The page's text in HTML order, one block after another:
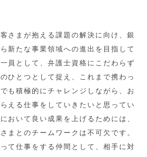
さまが抱える課題の解決に向け、銀
新たな事業領域への進出を目指して
員として、弁護士資格にこだわらず
ひとつとして捉え、これまで携わっ
も積極的にチャレンジしながら、お
える仕事をしていきたいと思ってい
おいて良い成果を上げるためには、
まとのチームワークは不可欠です。
て仕事をする仲間として、相手に対